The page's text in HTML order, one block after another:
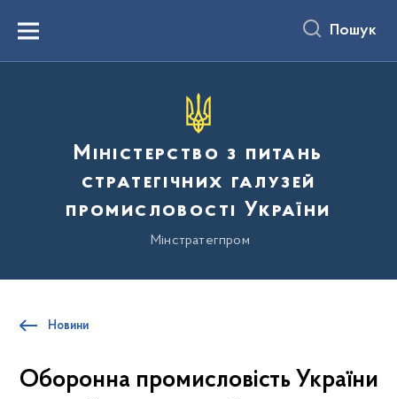
вмістуMenu Пошук
Міністерство з питань
стратегічних галузей
промисловості України
Мінстратегпром
Новини
Оборонна промисловість України